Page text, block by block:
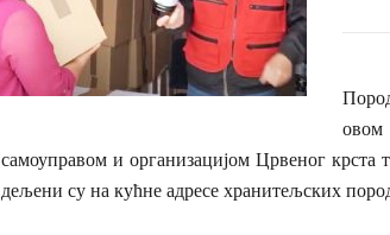
самоуправом и организацијом Црвеног
дељени су на кућне адресе хранитељских